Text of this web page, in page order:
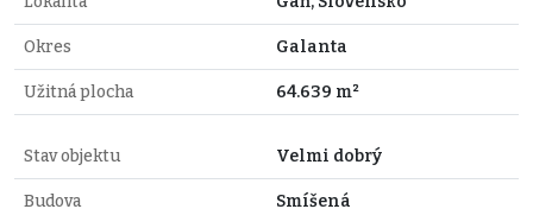
Okres Galanta
Užitná plocha 64.639 m²
Stav objektu Velmi dobrý
Budova Smíšená